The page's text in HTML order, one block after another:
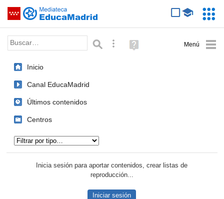
Saltar navegación
Palabra o frase: Búsqueda avanzada
Ayuda
(en
Inicio
Canal EducaMadrid
Últimos contenidos
Centros
Inicia sesión para aportar contenidos, crear listas de
reproducción...
Iniciar sesión